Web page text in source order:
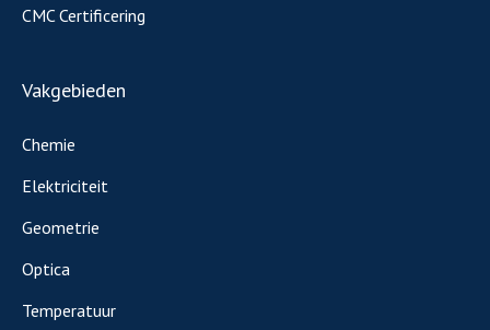
CMC Certificering
Vakgebieden
Chemie
Elektriciteit
Geometrie
Optica
Temperatuur